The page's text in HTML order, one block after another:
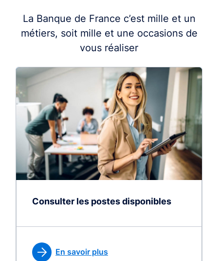
La Banque de France c’est mille et un
métiers, soit mille et une occasions de
vous réaliser
Consulter les postes disponibles
En savoir plus